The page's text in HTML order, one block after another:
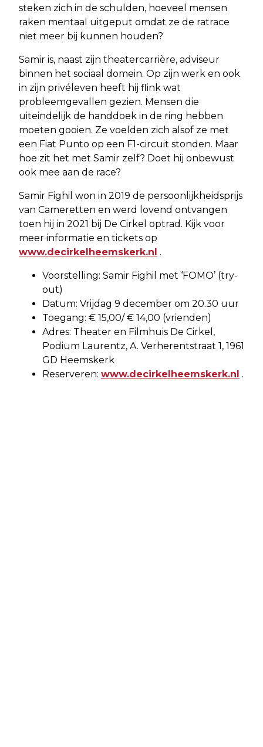
steken zich in de schulden, hoeveel mensen
raken mentaal uitgeput omdat ze de ratrace
niet meer bij kunnen houden?
Samir is, naast zijn theatercarrière, adviseur
binnen het sociaal domein. Op zijn werk en ook
in zijn privéleven heeft hij flink wat
probleemgevallen gezien. Mensen die
uiteindelijk de handdoek in de ring hebben
moeten gooien. Ze voelden zich alsof ze met
een Fiat Punto op een F1-circuit stonden. Maar
hoe zit het met Samir zelf? Doet hij onbewust
ook mee aan de race?
Samir Fighil won in 2019 de persoonlijkheidsprijs
van Cameretten en werd lovend ontvangen
toen hij in 2021 bij De Cirkel optrad. Kijk voor
meer informatie en tickets op
www.decirkelheemskerk.nl .
Voorstelling: Samir Fighil met ‘FOMO’ (try-
out)
Datum: Vrijdag 9 december om 20.30 uur
Toegang: € 15,00/ € 14,00 (vrienden)
Adres: Theater en Filmhuis De Cirkel,
Podium Laurentz, A. Verherentstraat 1, 1961
GD Heemskerk
Reserveren: www.decirkelheemskerk.nl .